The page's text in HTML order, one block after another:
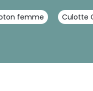
femme Culotte